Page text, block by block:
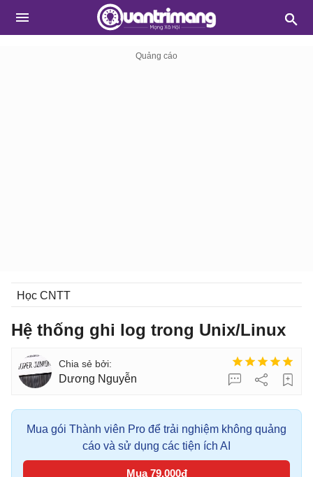
Học CNTT
Hệ thống ghi log trong Unix/Linux
Dương Nguyễn
Mua gói Thành viên Pro để trải nghiệm không quảng
cáo và sử dụng các tiện ích AI
Mua 79.000đ